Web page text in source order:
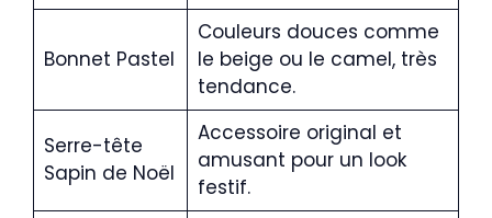
Bonnet Pastel
Couleurs douces comme
le beige ou le camel, très
tendance.
Serre-tête
Sapin de Noël
Accessoire original et
amusant pour un look
festif.